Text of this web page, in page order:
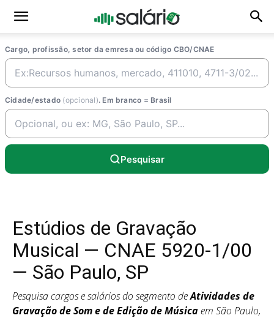
Cargo, profissão, setor da emresa ou código CBO/CNAE
Cidade/estado (opcional). Em branco = Brasil
Pesquisar
Estúdios de Gravação
Musical — CNAE 5920-1/00
— São Paulo, SP
Pesquisa cargos e salários do segmento deAtividades de
Gravação de Som e de Edição de Músicaem São Paulo,